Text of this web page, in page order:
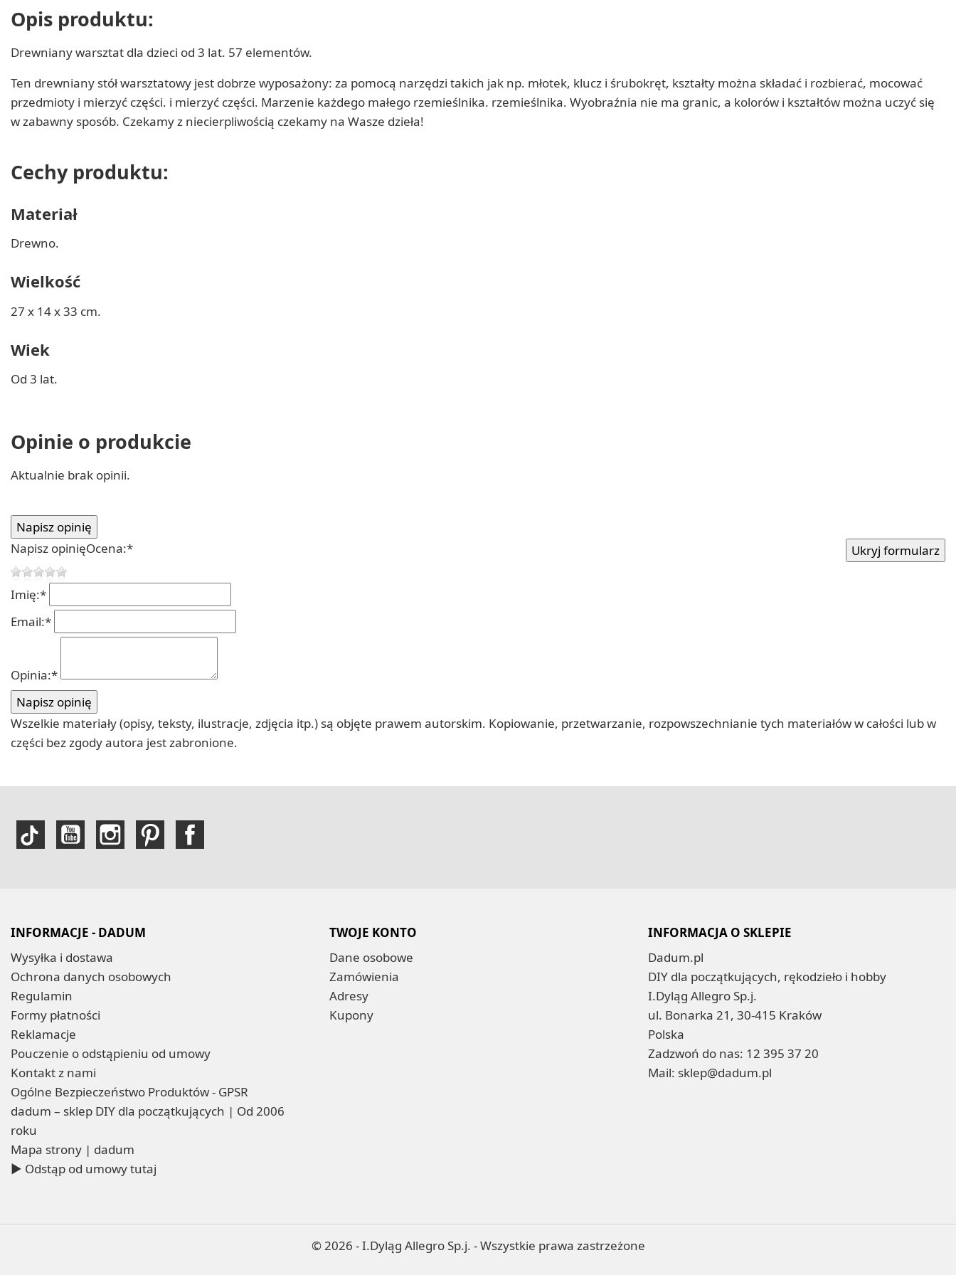
Opis produktu:
Drewniany warsztat dla dzieci od 3 lat. 57 elementów.
Ten drewniany stół warsztatowy jest dobrze wyposażony: za pomocą narzędzi takich jak np. młotek, klucz i śrubokręt, kształty można składać i rozbierać, mocować
przedmioty i mierzyć części. i mierzyć części. Marzenie każdego małego rzemieślnika. rzemieślnika. Wyobraźnia nie ma granic, a kolorów i kształtów można uczyć się
w zabawny sposób. Czekamy z niecierpliwością czekamy na Wasze dzieła!
Cechy produktu:
Materiał
Drewno.
Wielkość
27 x 14 x 33 cm.
Wiek
Od 3 lat.
Opinie o produkcie
Aktualnie brak opinii.
Napisz opinięOcena:*
Imię:*
Email:*
Opinia:*
Wszelkie materiały (opisy, teksty, ilustracje, zdjęcia itp.) są objęte prawem autorskim. Kopiowanie, przetwarzanie, rozpowszechnianie tych materiałów w całości lub w
części bez zgody autora jest zabronione.
INFORMACJE - DADUM
Wysyłka i dostawa
Ochrona danych osobowych
Regulamin
Formy płatności
Reklamacje
Pouczenie o odstąpieniu od umowy
Kontakt z nami
Ogólne Bezpieczeństwo Produktów - GPSR
dadum – sklep DIY dla początkujących | Od 2006
roku
Mapa strony | dadum
▶ Odstąp od umowy tutaj
TWOJE KONTO
Dane osobowe
Zamówienia
Adresy
Kupony
INFORMACJA O SKLEPIE
Dadum.pl
DIY dla początkujących, rękodzieło i hobby
I.Dyląg Allegro Sp.j.
ul. Bonarka 21, 30-415 Kraków
Polska
Zadzwoń do nas: 12 395 37 20
Mail: sklep@dadum.pl
© 2026 - I.Dyląg Allegro Sp.j. - Wszystkie prawa zastrzeżone